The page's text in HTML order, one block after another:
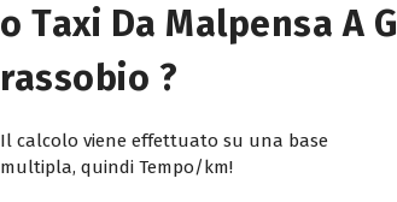
O Taxi Da Malpensa A G
Rassobio ?
Il calcolo viene effettuato su una base
multipla, quindi Tempo/km!